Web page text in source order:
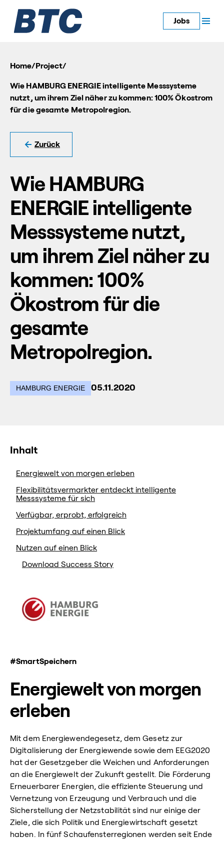
Jobs
Home/ Project/
Wie HAMBURG ENERGIE intelligente Messsysteme
nutzt, um ihrem Ziel näher zu kommen: 100% Ökostrom
für die gesamte Metropolregion.
Zurück
Wie HAMBURG
ENERGIE intelligente
Messsysteme nutzt,
um ihrem Ziel näher zu
kommen: 100%
Ökostrom für die
gesamte
Metropolregion.
HAMBURG ENERGIE 05.11.2020
Inhalt
Energiewelt von morgen erleben
Flexibilitätsvermarkter entdeckt intelligente
Messsysteme für sich
Verfügbar, erprobt, erfolgreich
Projektumfang auf einen Blick
Nutzen auf einen Blick
Download Success Story
#SmartSpeichern
Energiewelt von morgen
erleben
Mit dem Energiewendegesetz, dem Gesetz zur
Digitalisierung der Energiewende sowie dem EEG2020
hat der Gesetzgeber die Weichen und Anforderungen
an die Energiewelt der Zukunft gestellt. Die Förderung
Erneuerbarer Energien, die effiziente Steuerung und
Vernetzung von Erzeugung und Verbrauch und die
Sicherstellung der Netzstabilität sind nur einige der
Ziele, die sich Politik und Energiewirtschaft gesetzt
haben. In fünf Schaufensterregionen werden seit Ende